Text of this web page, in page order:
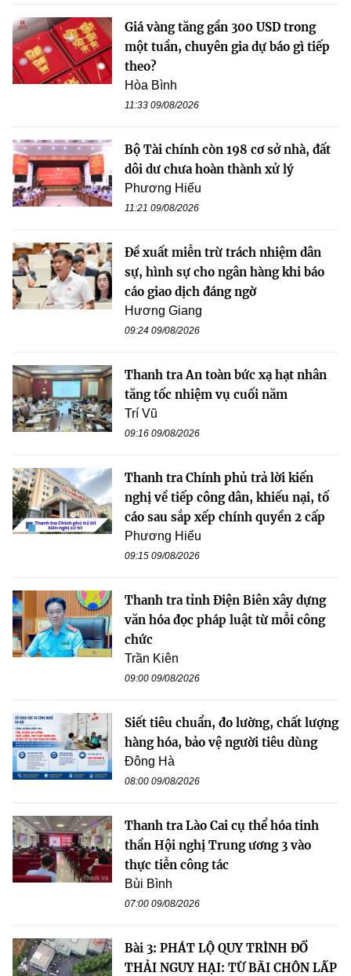
Giá vàng tăng gần 300 USD trong
một tuần, chuyên gia dự báo gì tiếp
theo?
Hòa Bình
11:33 09/08/2026
Bộ Tài chính còn 198 cơ sở nhà, đất
dôi dư chưa hoàn thành xử lý
Phương Hiếu
11:21 09/08/2026
Đề xuất miễn trừ trách nhiệm dân
sự, hình sự cho ngân hàng khi báo
cáo giao dịch đáng ngờ
Hương Giang
09:24 09/08/2026
Thanh tra An toàn bức xạ hạt nhân
tăng tốc nhiệm vụ cuối năm
Trí Vũ
09:16 09/08/2026
Thanh tra Chính phủ trả lời kiến
nghị về tiếp công dân, khiếu nại, tố
cáo sau sắp xếp chính quyền 2 cấp
Phương Hiếu
09:15 09/08/2026
Thanh tra tỉnh Điện Biên xây dựng
văn hóa đọc pháp luật từ mỗi công
chức
Trần Kiên
09:00 09/08/2026
Siết tiêu chuẩn, đo lường, chất lượng
hàng hóa, bảo vệ người tiêu dùng
Đông Hà
08:00 09/08/2026
Thanh tra Lào Cai cụ thể hóa tinh
thần Hội nghị Trung ương 3 vào
thực tiễn công tác
Bùi Bình
07:00 09/08/2026
Bài 3: PHÁT LỘ QUY TRÌNH ĐỔ
THẢI NGUY HẠI: TỪ BÃI CHÔN LẤP